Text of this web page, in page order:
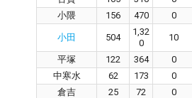
小隈
156 470 0
小田 504
1,32
0
10
平塚 122 364 0
中寒水
62 173 0
倉吉
25 72 0